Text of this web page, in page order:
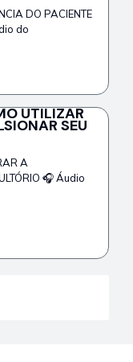
DO PACIENTE
do
UTILIZAR
SEU
A
🎧 Áudio